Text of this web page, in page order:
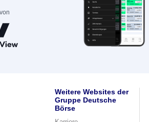
Weitere Websites der
Gruppe Deutsche
Börse